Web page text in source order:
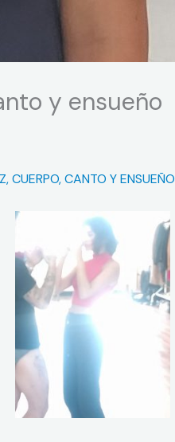
y ensueño
CUERPO, CANTO Y ENSUEÑO